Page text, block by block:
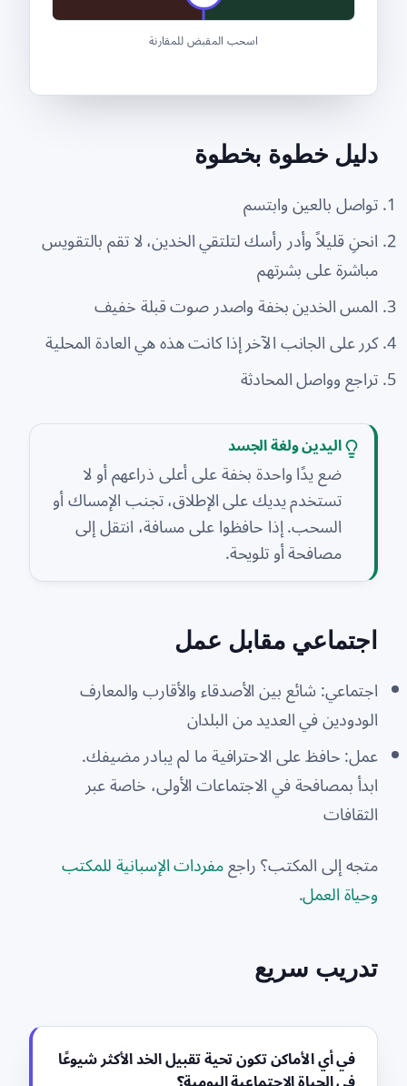
اسحب المقبض للمقارنة
دليل خطوة بخطوة
تواصل بالعين وابتسم
انحنِ قليلاً وأدر رأسك لتلتقي الخدين، لا تقم بالتقويس
مباشرة على بشرتهم
المس الخدين بخفة واصدر صوت قبلة خفيف
كرر على الجانب الآخر إذا كانت هذه هي العادة المحلية
تراجع وواصل المحادثة
اليدين ولغة الجسد
ضع يدًا واحدة بخفة على أعلى ذراعهم أو لا
تستخدم يديك على الإطلاق، تجنب الإمساك أو
السحب. إذا حافظوا على مسافة، انتقل إلى
مصافحة أو تلويحة.
اجتماعي مقابل عمل
اجتماعي: شائع بين الأصدقاء والأقارب والمعارف
الودودين في العديد من البلدان
عمل: حافظ على الاحترافية ما لم يبادر مضيفك.
ابدأ بمصافحة في الاجتماعات الأولى، خاصة عبر
الثقافات
متجه إلى المكتب؟ راجعمفردات الإسبانية للمكتب
وحياة العمل.
تدريب سريع
في أي الأماكن تكون تحية تقبيل الخد الأكثر شيوعًا